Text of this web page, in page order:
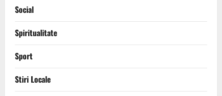
Social
Spiritualitate
Sport
Stiri Locale